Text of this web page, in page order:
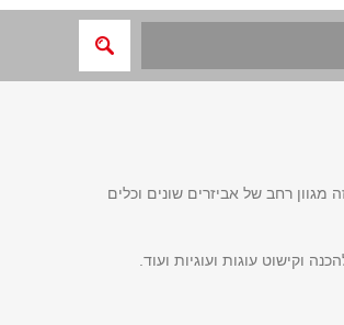
רחב של אביזרים שונים וכלים
וקישוט עוגות ועוגיות ועוד.